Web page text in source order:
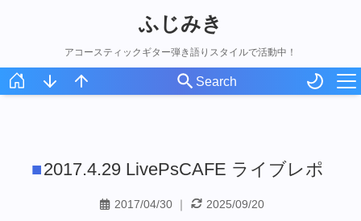
ふじみき
アコースティックギター弾き語りスタイルで活動中！
オリジナル曲
アコギ録
2017.4.29 LivePsCAFE ライブレポ
2017/04/30 ｜ 2025/09/20